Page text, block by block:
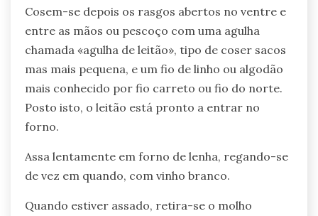
Cosem-se depois os rasgos abertos no ventre e
entre as mãos ou pescoço com uma agulha
chamada «agulha de leitão», tipo de coser sacos
mas mais pequena, e um fio de linho ou algodão
mais conhecido por fio carreto ou fio do norte.
Posto isto, o leitão está pronto a entrar no
forno.
Assa lentamente em forno de lenha, regando-se
de vez em quando, com vinho branco.
Quando estiver assado, retira-se o molho